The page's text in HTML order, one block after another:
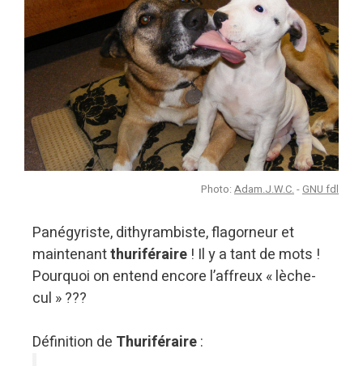
Photo: Adam.J.W.C.- GNU fdl
Panégyriste, dithyrambiste, flagorneur et
maintenantthuriféraire ! Il y a tant de mots !
Pourquoi on entend encore l’affreux « lèche-
cul » ???
Définition de Thuriféraire: